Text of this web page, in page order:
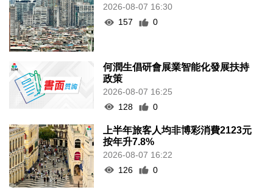
2026-08-07 16:30
157
0
何潤生倡研會展業智能化發展扶持
政策
2026-08-07 16:25
128
0
上半年旅客人均非博彩消費2123元
按年升7.8%
2026-08-07 16:22
126
0